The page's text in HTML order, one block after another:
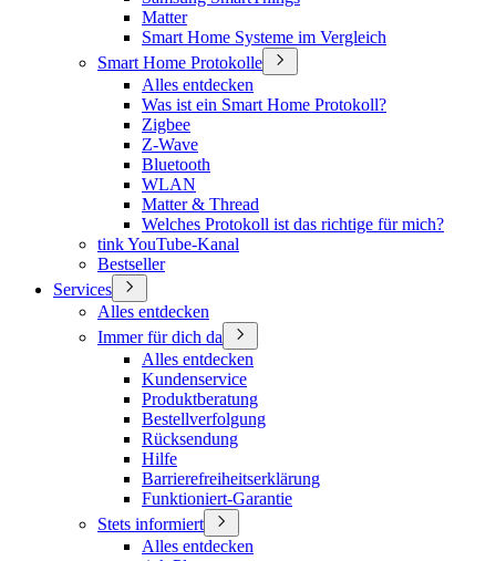
Matter
Smart Home Systeme im Vergleich
Smart Home Protokolle
Alles entdecken
Was ist ein Smart Home Protokoll?
Zigbee
Z-Wave
Bluetooth
WLAN
Matter & Thread
Welches Protokoll ist das richtige für mich?
tink YouTube-Kanal
Bestseller
Services
Alles entdecken
Immer für dich da
Alles entdecken
Kundenservice
Produktberatung
Bestellverfolgung
Rücksendung
Hilfe
Barrierefreiheitserklärung
Funktioniert-Garantie
Stets informiert
Alles entdecken